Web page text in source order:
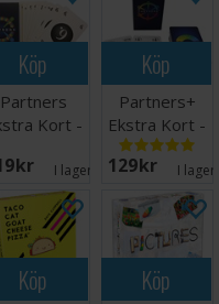
Köp
Partners
Kort -
SEK I lager: 14
Köp
Partners+
Ekstra Kort -
Norsk
129 SEK I
Köp Köp